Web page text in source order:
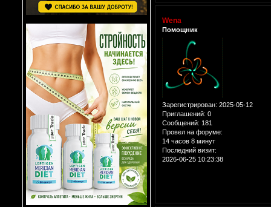
Wena
Помощник
Зарегистрирован: 2025-05-12
Приглашений: 0
Сообщений: 181
Провел на форуме:
14 часов 8 минут
Последний визит:
2026-06-25 10:23:38